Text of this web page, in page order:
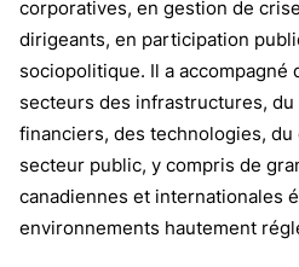
corporatives, en gestion de
dirigeants, en participation
sociopolitique. Il a accompagné
secteurs des infrastructures,
financiers, des technologies,
secteur public, y compris de
canadiennes et internationales
environnements hautement